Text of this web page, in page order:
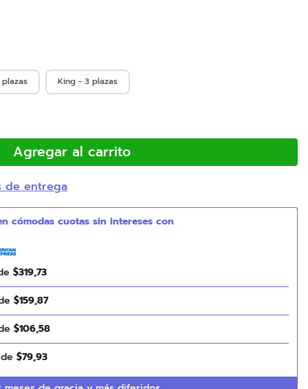
King - 3 plazas
Agregar al carrito
de entrega
$319,73
$159,87
$106,58
$79,93